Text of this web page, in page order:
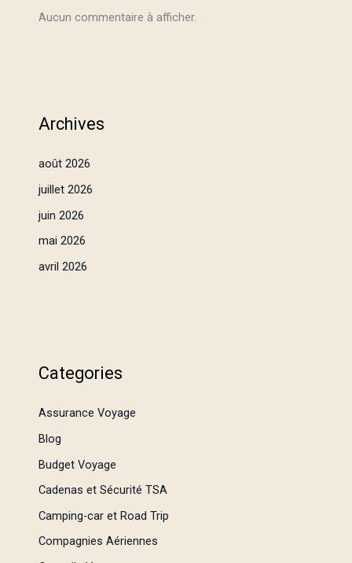
Aucun commentaire à afficher.
Archives
août 2026
juillet 2026
juin 2026
mai 2026
avril 2026
Categories
Assurance Voyage
Blog
Budget Voyage
Cadenas et Sécurité TSA
Camping-car et Road Trip
Compagnies Aériennes